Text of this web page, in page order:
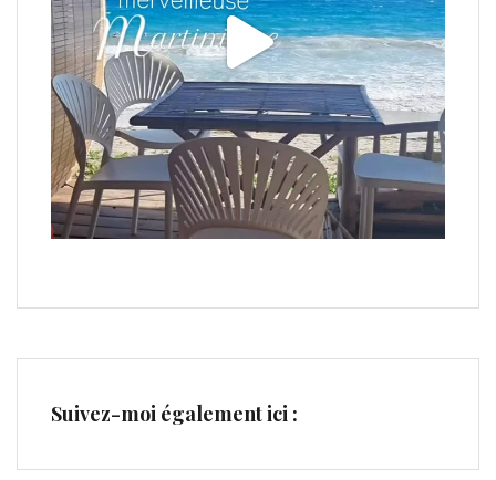
Suivez-moi également ici :